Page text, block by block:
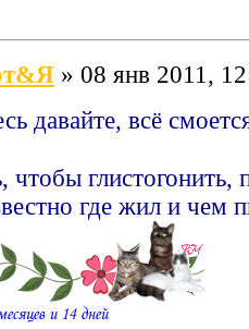
» 08 янв 2011,
давайте, всё
чтобы глистогонить,
где жил и чем